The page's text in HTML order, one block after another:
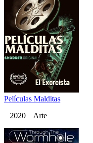
Películas Malditas
2020 Arte